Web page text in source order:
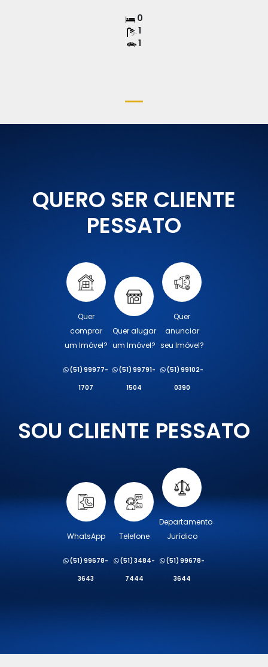
0
1
1
QUERO SER CLIENTE
PESSATO
Quer
comprar
um Imóvel?
(51) 99977-
1707
Quer alugar
um Imóvel?
(51) 99791-
1504
Quer
anunciar
seu Imóvel?
(51) 99102-
0390
SOU CLIENTE PESSATO
WhatsApp
(51) 99678-
3643
Telefone
(51) 3484-
7444
Departamento
Jurídico
(51) 99678-
3644